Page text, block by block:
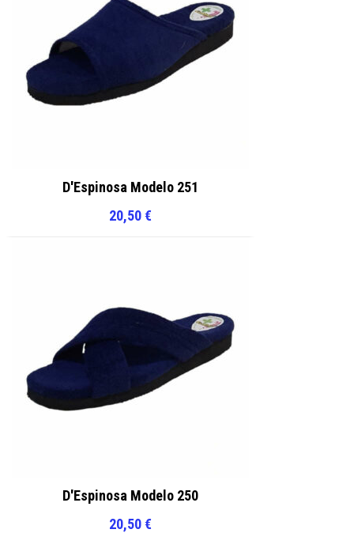
D'Espinosa Modelo 251
20,50€
D'Espinosa Modelo 250
20,50€